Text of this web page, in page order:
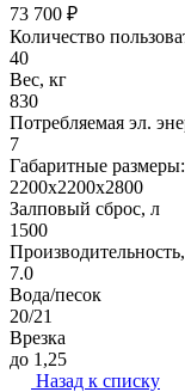
73 700 ₽
Количество
40
Вес, кг
830
Потребляемая эл.
7
Габаритные
2200х2200х2800
Залповый сброс, л
1500
7.0
Вода/песок
20/21
Врезка
до 1,25
Назад к списку